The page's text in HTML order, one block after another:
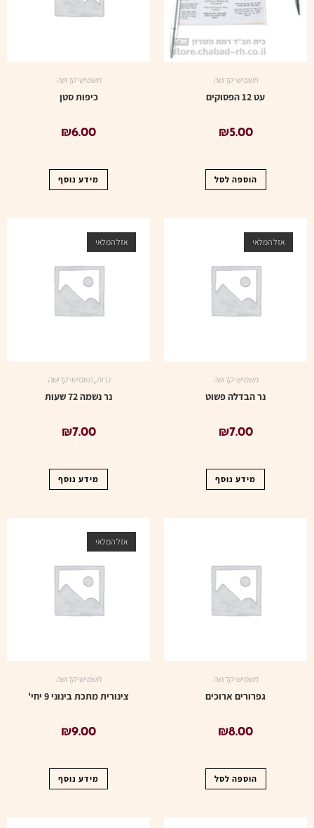
תשמישי קדושה
עט 12 הפסוקים
₪5.00
הוספה לסל
תשמישי קדושה
כיפות סטן
₪6.00
מידע נוסף
אזל המלאי
תשמישי קדושה
נר הבדלה פשוט
₪7.00
מידע נוסף
אזל המלאי
נרות,תשמישי קדושה
נר נשמה 72 שעות
₪7.00
מידע נוסף
תשמישי קדושה
גפרורים ארוכים
₪8.00
הוספה לסל
אזל המלאי
תשמישי קדושה
צינורית מתכת בינוני 9 יחי'
₪9.00
מידע נוסף